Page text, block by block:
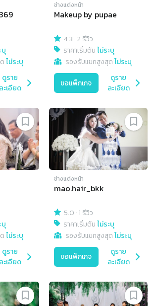
บุ
ไม่ระบุ
ดูราย
ละเอียด
ช่างแต่งหน้า
Makeup by pupae
4.3 ·2 รีวิว
ราคาเริ่มต้นไม่ระบุ
รองรับแขกสูงสุดไม่ระบุ
ขอแพ็กเกจ
ดูราย
ละเอียด
บุ
ไม่ระบุ
ดูราย
ละเอียด
ช่างแต่งหน้า
mao.hair_bkk
5.0 ·1 รีวิว
ราคาเริ่มต้นไม่ระบุ
รองรับแขกสูงสุดไม่ระบุ
ขอแพ็กเกจ
ดูราย
ละเอียด